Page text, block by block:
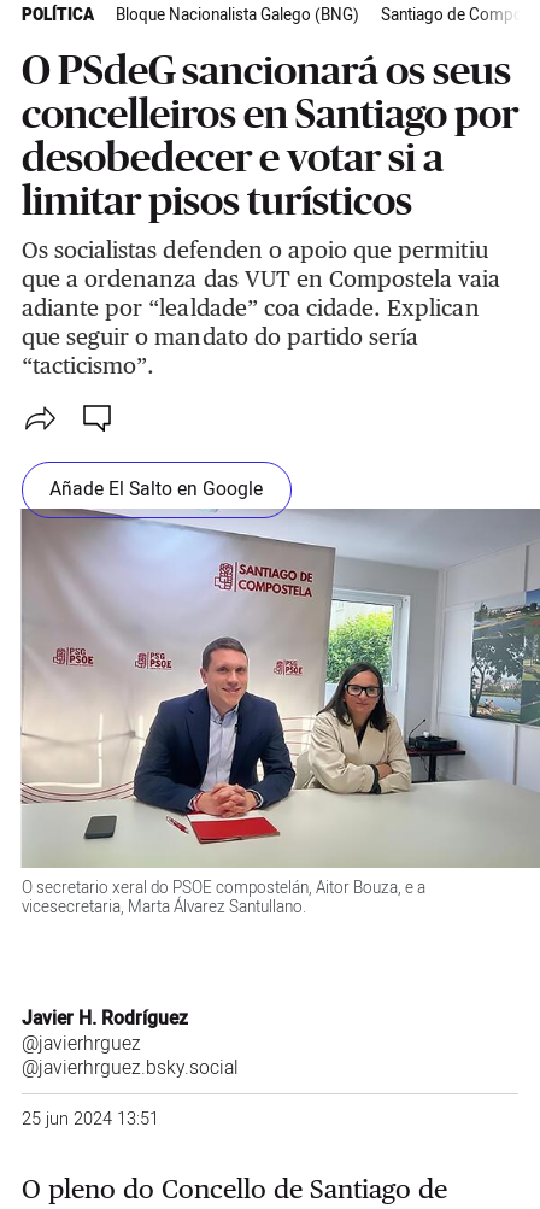
POLÍTICA Bloque Nacionalista Galego (BNG) Santiago de
O PSdeG sancionará os seus
concelleiros en Santiago por
desobedecer e votar si a
limitar pisos turísticos
Os socialistas defenden o apoio que permitiu
que a ordenanza das VUT en Compostela vaia
adiante por “lealdade” coa cidade. Explican
que seguir o mandato do partido sería
“tacticismo”.
Añade El Salto en Google
O secretario xeral do PSOE compostelán, Aitor Bouza, e a
vicesecretaria, Marta Álvarez Santullano.
Javier H. Rodríguez
@javierhrguez
@javierhrguez.bsky.social
25 jun 2024 13:51
O pleno do Concello de Santiago de